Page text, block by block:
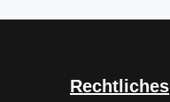
Rechtliches